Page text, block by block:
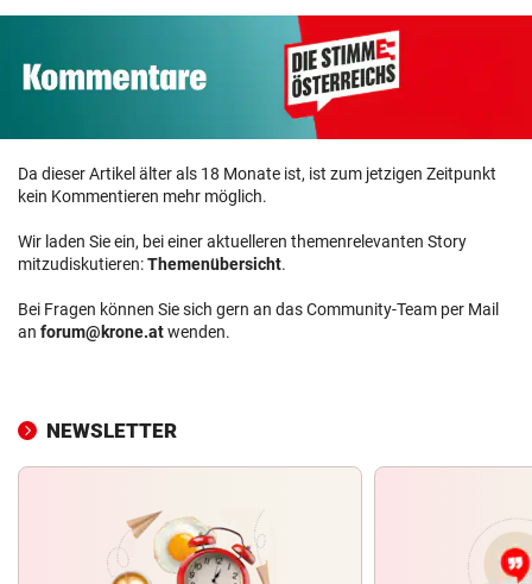
Da dieser Artikel älter als 18 Monate ist, ist zum jetzigen Zeitpunkt
kein Kommentieren mehr möglich.
Wir laden Sie ein, bei einer aktuelleren themenrelevanten Story
mitzudiskutieren:Themenübersicht.
Bei Fragen können Sie sich gern an das Community-Team per Mail
an forum@krone.atwenden.
NEWSLETTER